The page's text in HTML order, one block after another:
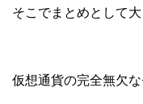
そこでまとめとして大
仮想通貨の完全無欠